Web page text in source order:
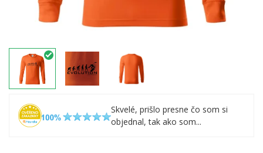
Skvelé, prišlo presne čo som si
objednal, tak ako som...